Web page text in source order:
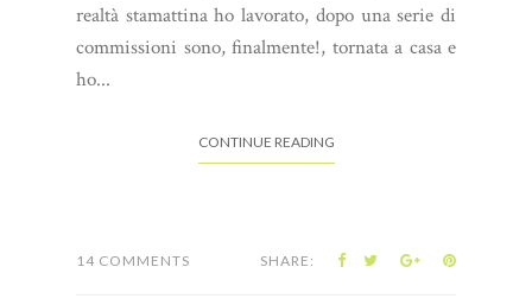
realtà stamattina ho lavorato, dopo una serie di
commissioni sono, finalmente!, tornata a casa e
ho...
CONTINUE READING
14 COMMENTS SHARE: